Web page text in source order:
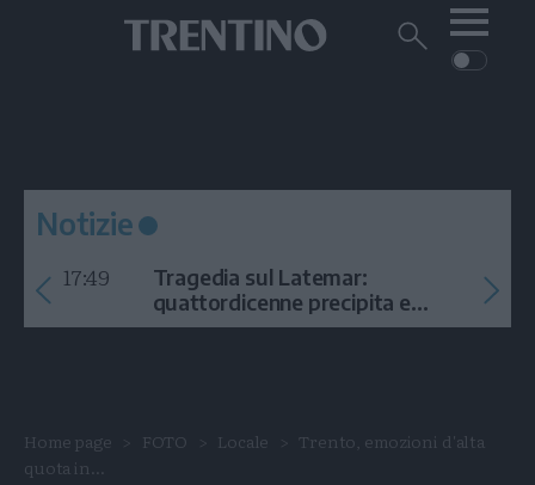
Cerca
CRONACA
GARDA
CULTURA
VIDEO
Notizie
17:49
Tragedia sul Latemar:
quattordicenne precipita e
muore
Home page FOTO Locale
Trento, emozioni d'alta
quota in...